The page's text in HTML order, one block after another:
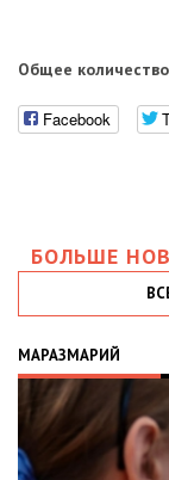
Общее
Facebook
БОЛЬШЕ
МАРАЗМАРИЙ